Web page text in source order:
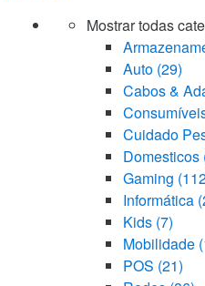
Mostrar todas
Auto (29)
Cabos &
Cuidado
Domesticos
Gaming
Informática
Kids (7)
Mobilidade
POS (21)